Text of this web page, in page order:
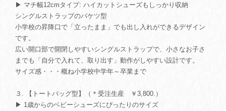
▶ マチ幅12cmタイプ: ハイカットシューズもしっかり収納
シングルストラップのバケツ型
小学校の昇降口で「立ったまま」でも出し入れができるデザイン
です。
広い開口部で開閉しやすいシングルストラップで、小さなお子さ
までも「自分で入れて、取り出す」動作がしやすい設計です。
サイズ感・・・概ね小学校中学年～卒業まで
３. 【トートバッグ型】（＊受注生産 ￥3,800.）
▶ 1歳からのベビーシューズにぴったりのサイズ